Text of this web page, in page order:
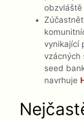
vynikající
vzácných
seed
navrhuje